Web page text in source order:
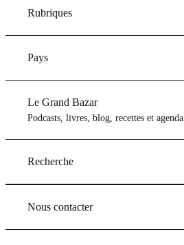
Rubriques
Pays
Le Grand Bazar
Podcasts, livres, blog, recettes et agenda
Recherche
Nous contacter